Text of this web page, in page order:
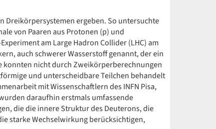
Dreikörpersystemen ergeben. So untersuchte
von Paaren aus Protonen (p) und
am Large Hadron Collider (LHC) am
auch schwerer Wasserstoff genannt, der ein
konnten nicht durch Zweikörperberechnungen
und unterscheidbare Teilchen behandelt
mit Wissenschaftlern des INFN Pisa,
daraufhin erstmals umfassende
die die innere Struktur des Deuterons, die
starke Wechselwirkung berücksichtigen,